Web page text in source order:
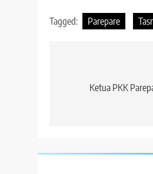
Tagged: Parepare
Ketua PKK